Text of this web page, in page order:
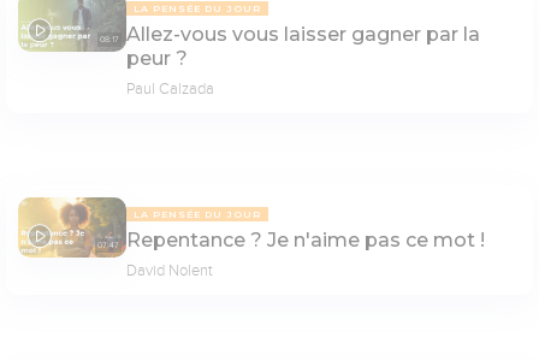
08:17
LA PENSÉE DU JOUR
Allez-vous vous laisser gagner par la
peur ?
Paul Calzada
07:47
LA PENSÉE DU JOUR
Repentance ? Je n'aime pas ce mot !
David Nolent